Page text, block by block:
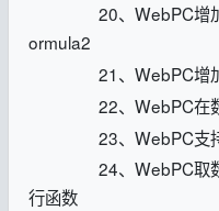
20、WebPC增
ormula2
21、WebPC增
22、WebPC在
23、WebPC支
24、WebPC取
行函数